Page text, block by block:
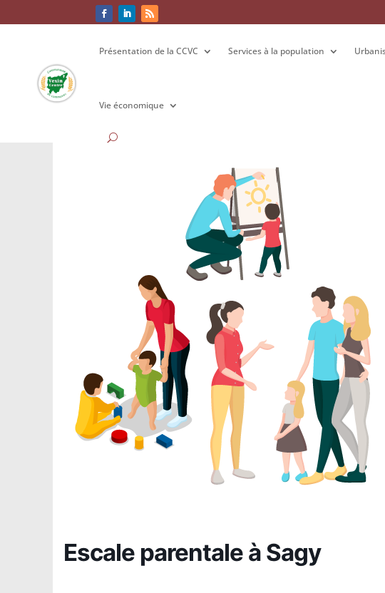
Présentation de la CCVC Services à la population
Vie économique
Présentation de la CCVC Services à la population
Vie économique
Escale parentale à Sagy